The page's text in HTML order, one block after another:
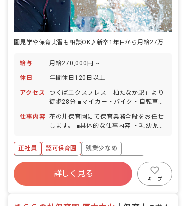
給与 月給270,000円 ~
休日 年間休日120日以上
アクセス
つくばエクスプレス「柏たなか駅」より
徒歩28分 ■マイカー・バイク・自転車通
仕事内容 花の井保育園にて保育業務全般をお任せ
します。 ■具体的な仕事内容 ・乳幼児の
育日誌記入等の事務作業 ・施設内外の環
境整備 等
正社員 認可保育園
残業少なめ
ボーナス・賞与あり
年間休日120日以上
社会保険完備
有給
福利厚生充実
詳しく見る
キープ